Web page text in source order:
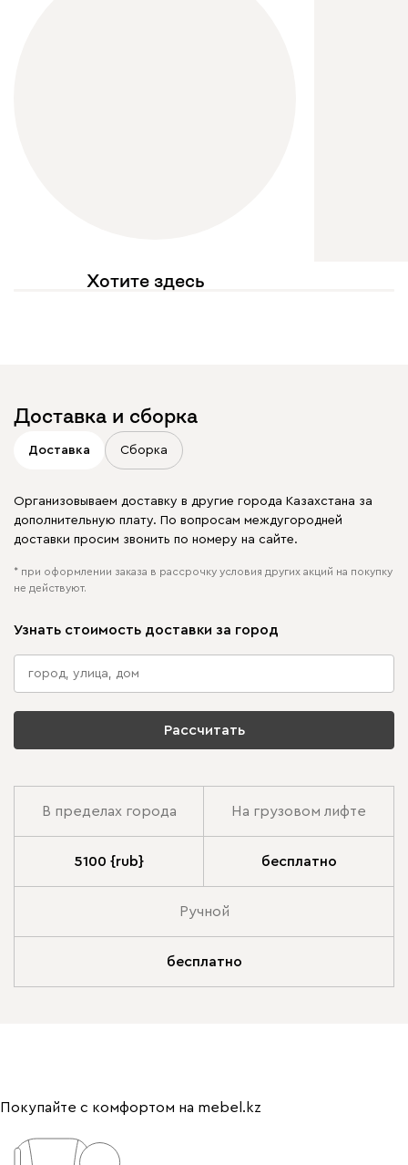
Хотите здесь
Доставка и сборка
Доставка Сборка
Организовываем доставку в другие города Казахстана за
дополнительную плату. По вопросам междугородней
доставки просим звонить по номеру на сайте.
* при оформлении заказа в рассрочку условия других акций на покупку
не действуют.
Узнать стоимость доставки за город
Рассчитать
В пределах города На грузовом лифте
5100 {rub} бесплатно
Ручной
бесплатно
Покупайте с комфортом на mebel.kz